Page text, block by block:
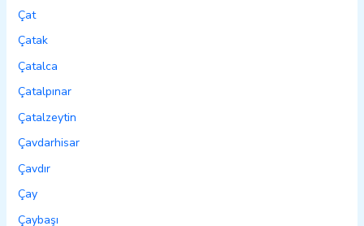
Çat
Çatak
Çatalca
Çatalpınar
Çatalzeytin
Çavdarhisar
Çavdır
Çay
Çaybaşı